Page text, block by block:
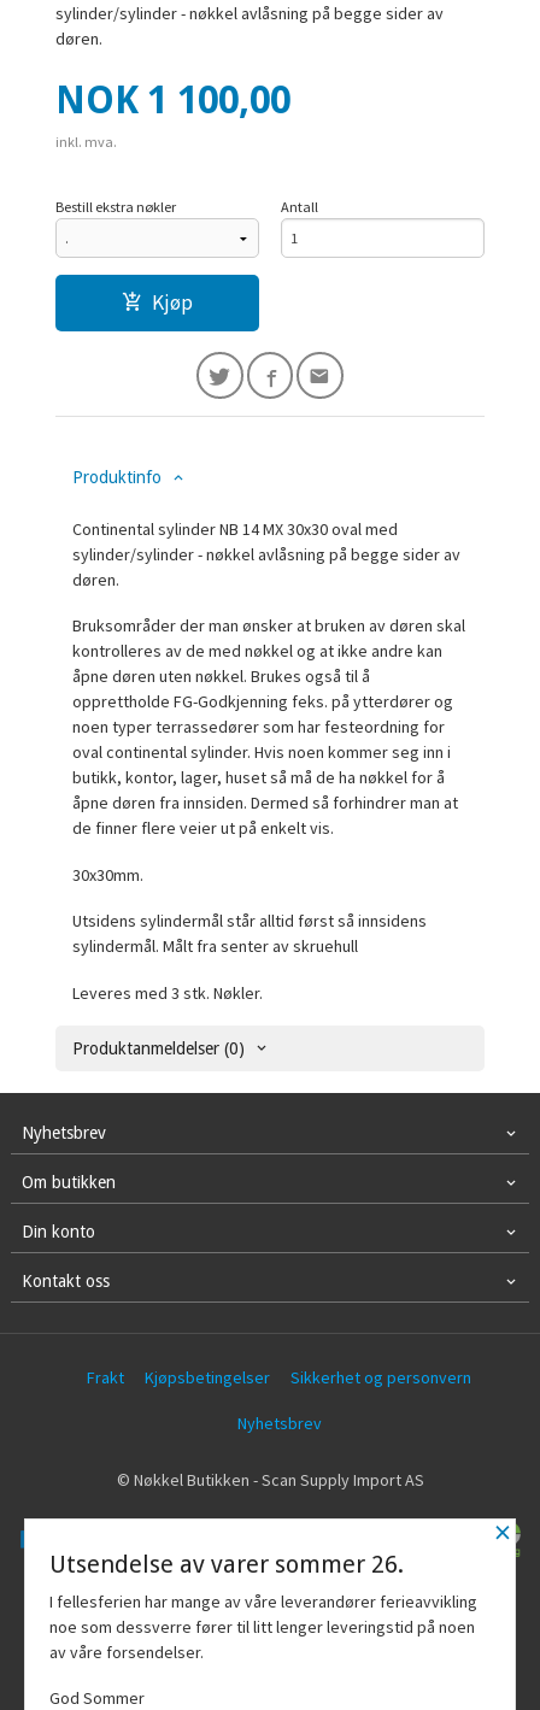
sylinder/sylinder - nøkkel avlåsning på begge sider av
døren.
Pris
NOK 1 100,00
inkl. mva.
Bestill ekstra nøkler Antall
Kjøp
Produktinfo
Continental sylinder NB 14 MX 30x30 oval med
sylinder/sylinder - nøkkel avlåsning på begge sider av
døren.
Bruksområder der man ønsker at bruken av døren skal
kontrolleres av de med nøkkel og at ikke andre kan
åpne døren uten nøkkel. Brukes også til å
opprettholde FG-Godkjenning feks. på ytterdører og
noen typer terrassedører som har festeordning for
oval continental sylinder. Hvis noen kommer seg inn i
butikk, kontor, lager, huset så må de ha nøkkel for å
åpne døren fra innsiden. Dermed så forhindrer man at
de finner flere veier ut på enkelt vis.
30x30mm.
Utsidens sylindermål står alltid først så innsidens
sylindermål. Målt fra senter av skruehull
Leveres med 3 stk. Nøkler.
Produktanmeldelser (0)
Nyhetsbrev
Om butikken
Din konto
Kontakt oss
Frakt Kjøpsbetingelser Sikkerhet og personvern
Nyhetsbrev
© Nøkkel Butikken - Scan Supply Import AS
Vår nettbutikk bruker cookies slik at du
får en bedre kjøpsopplevelse og vi kan
yte deg bedre service. Vi bruker cookies
hovedsaklig til å lagre
×
Utsendelse av varer sommer 26.
I fellesferien har mange av våre leverandører ferieavvikling
noe som dessverre fører til litt lenger leveringstid på noen
av våre forsendelser.
God Sommer